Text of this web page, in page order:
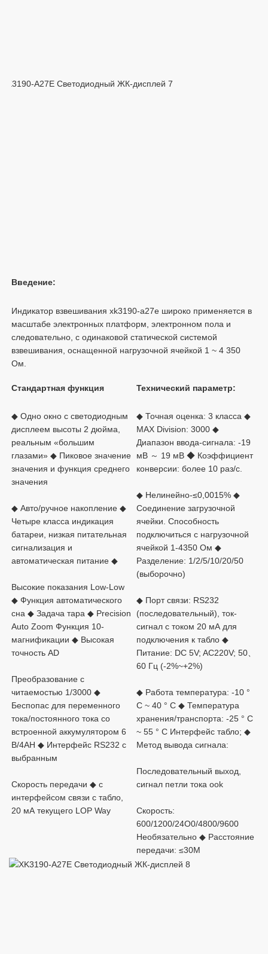
Индикатор взвешивания xk3190-a27e широко применяется в
масштабе электронных платформ, электронном пола и
следовательно, с одинаковой статической системой
взвешивания, оснащенной нагрузочной ячейкой 1 ~ 4 350
◆ Одно окно с светодиодным
дисплеем высоты 2 дюйма,
реальным «большим
глазами» ◆ Пиковое значение
значения и функция среднего
◆ Авто/ручное накопление ◆
Четыре класса индикация
батареи, низкая питательная
сигнализация и
Высокие показания Low-Low
◆ Функция автоматического
сна ◆ Задача тара ◆ Precision
Auto Zoom Функция 10-
магнификации ◆ Высокая
Преобразование с
читаемостью 1/3000 ◆
Беспопас для переменного
тока/постоянного тока со
встроенной аккумулятором 6
В/4AH ◆ Интерфейс RS232 с
Скорость передачи ◆ с
интерфейсом связи с табло,
◆ Точная оценка: 3 класса ◆
MAX Division: 3000 ◆
Диапазон ввода-сигнала: -19
мВ ～ 19 мВ ◆ Коэффициент
◆ Нелинейно-≤0,0015% ◆
Соединение загрузочной
ячейки. Способность
подключиться с нагрузочной
ячейкой 1-4350 Ом ◆
Разделение: 1/2/5/10/20/50
◆ Порт связи: RS232
(последовательный), ток-
сигнал с током 20 мА для
подключения к табло ◆
Питание: DC 5V; AC220V; 50、
◆ Работа температура: -10 °
C ~ 40 ° C ◆ Температура
хранения/транспорта: -25 ° C
~ 55 ° C Интерфейс табло; ◆
Последовательный выход,
Скорость:
600/1200/24O0/4800/9600
Необязательно ◆ Расстояние